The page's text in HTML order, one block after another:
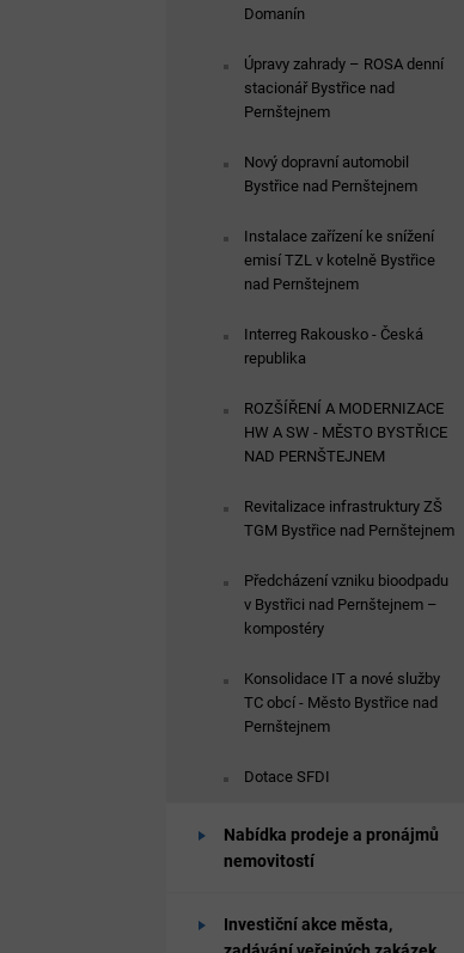
Domanín
Úpravy zahrady – ROSA denní
stacionář Bystřice nad
Pernštejnem
Nový dopravní automobil
Bystřice nad Pernštejnem
Instalace zařízení ke snížení
emisí TZL v kotelně Bystřice
nad Pernštejnem
Interreg Rakousko - Česká
republika
ROZŠÍŘENÍ A MODERNIZACE
HW A SW - MĚSTO BYSTŘICE
NAD PERNŠTEJNEM
Revitalizace infrastruktury ZŠ
TGM Bystřice nad Pernštejnem
Předcházení vzniku bioodpadu
v Bystřici nad Pernštejnem –
kompostéry
Konsolidace IT a nové služby
TC obcí - Město Bystřice nad
Pernštejnem
Dotace SFDI
Nabídka prodeje a pronájmů
nemovitostí
Investiční akce města,